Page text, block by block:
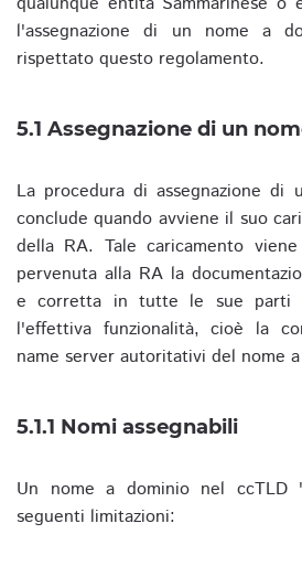
l'assegnazione di un nome a
rispettato questo regolamento.
5.1 Assegnazione di un
La procedura di assegnazione di
conclude quando avviene il suo
della RA. Tale caricamento
pervenuta alla RA la
e corretta in tutte le sue parti
l'effettiva funzionalità, cioè la
name server autoritativi del nome
5.1.1 Nomi assegnabili
Un nome a dominio nel ccTLD
seguenti limitazioni: